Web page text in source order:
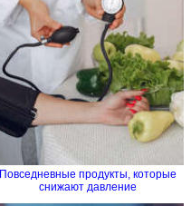
Повседневные продукты, которые
снижают давление